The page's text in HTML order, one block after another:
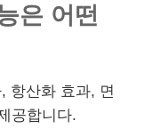
은 어떤
항산화 효과, 면
공합니다.